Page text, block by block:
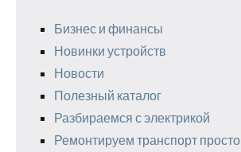
Бизнес и финансы
Новинки устройств
Новости
Полезный каталог
Разбираемся с электрикой
Ремонтируем транспорт просто